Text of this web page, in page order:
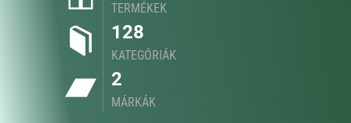
TERMÉKEK
128
KATEGÓRIÁK
2
MÁRKÁK